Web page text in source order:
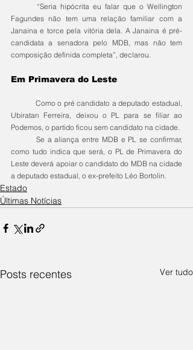
Fagundes não tem uma relação familiar com a
Janaina e torce pela vitória dela. A Janaina é pré-
candidata a senadora pelo MDB, mas não tem
composição definida completa”, declarou.
Em Primavera do Leste
Ubiratan Ferreira, deixou o PL para se filiar ao
Podemos, o partido ficou sem candidato na cidade.
como tudo indica que será, o PL de Primavera do
Leste deverá apoiar o candidato do MDB na cidade
a deputado estadual, o ex-prefeito Léo Bortolin.
Estado
Últimas Notícias
Posts recentes Ver tudo